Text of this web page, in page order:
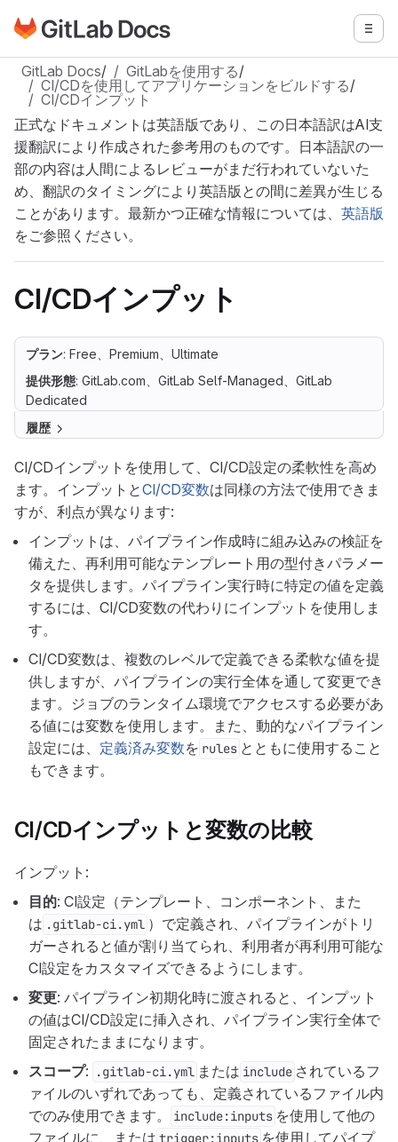
メインコンテンツにスキップ
GitLabドキュメントのホームページに移動 メニ
GitLab Docs/ GitLabを使用する/
CI/CDを使用してアプリケーションをビルドする/
CI/CDインプット
正式なドキュメントは英語版であり、この日本語訳はAI支
援翻訳により作成された参考用のものです。日本語訳の一
部の内容は人間によるレビューがまだ行われていないた
め、翻訳のタイミングにより英語版との間に差異が生じる
ことがあります。最新かつ正確な情報については、 英語版
をご参照ください。
CI/CDインプット
プラン: Free、Premium、Ultimate
提供形態: GitLab.com、GitLab Self-Managed、GitLab
Dedicated
履歴
CI/CDインプットを使用して、CI/CD設定の柔軟性を高め
ます。インプットとCI/CD変数は同様の方法で使用できま
すが、利点が異なります:
インプットは、パイプライン作成時に組み込みの検証を
備えた、再利用可能なテンプレート用の型付きパラメー
タを提供します。パイプライン実行時に特定の値を定義
するには、CI/CD変数の代わりにインプットを使用しま
す。
CI/CD変数は、複数のレベルで定義できる柔軟な値を提
供しますが、パイプラインの実行全体を通して変更でき
ます。ジョブのランタイム環境でアクセスする必要があ
る値には変数を使用します。また、動的なパイプライン
設定には、 定義済み変数を rules とともに使用すること
もできます。
CI/CDインプットと変数の比較
インプット:
目的: CI設定（テンプレート、コンポーネント、また
は .gitlab-ci.yml ）で定義され、パイプラインがトリ
ガーされると値が割り当てられ、利用者が再利用可能な
CI設定をカスタマイズできるようにします。
変更: パイプライン初期化時に渡されると、インプット
の値はCI/CD設定に挿入され、パイプライン実行全体で
固定されたままになります。
スコープ: .gitlab-ci.yml または include されているフ
ァイルのいずれであっても、定義されているファイル内
でのみ使用できます。
include:inputs を使用して他の
ファイルに、または trigger:inputs を使用してパイプ